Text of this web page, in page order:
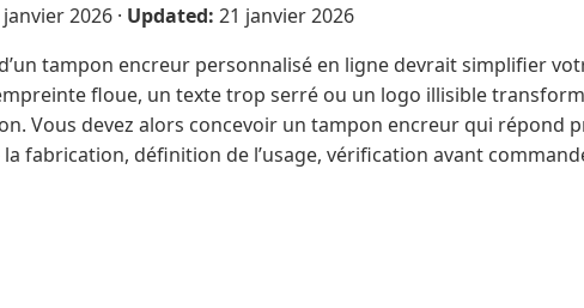
2026 · Updated: 21 janvier 2026
tampon encreur personnalisé en ligne devrait simplifier
floue, un texte trop serré ou un logo illisible
Vous devez alors concevoir un tampon encreur qui répond
fabrication, définition de l’usage, vérification avant